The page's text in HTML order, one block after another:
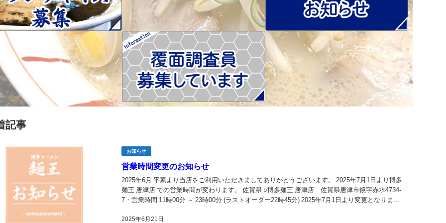
記事
お知らせ
営業時間変更のお知らせ
2025年6月21日
2025年6月 平素より当店をご利用いただきましてありがとうございます。 2025年7月1日より博多
麺王 唐津店 での営業時間が変わります。 佐賀県 ○博多麺王 唐津店 佐賀県唐津市鏡字赤水4734-
7・営業時間 11時00分 ～ 23時00分 (ラストオーダー22時45分) 2025年7月1日より変更となりま